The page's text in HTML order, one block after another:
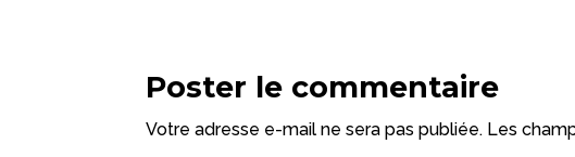
Poster le commentaire
Votre adresse e-mail ne sera pas publiée. Les